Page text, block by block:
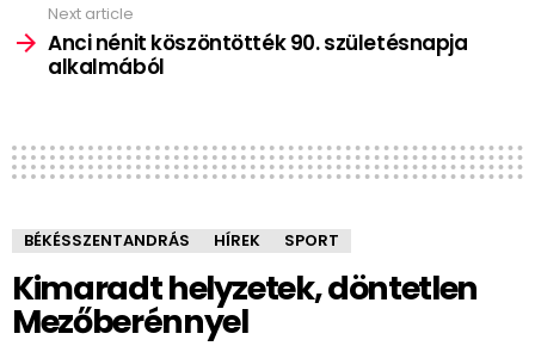
Next article
Anci nénit köszöntötték 90. születésnapja
alkalmából
BÉKÉSSZENTANDRÁS HÍREK SPORT
Kimaradt helyzetek, döntetlen
Mezőberénnyel